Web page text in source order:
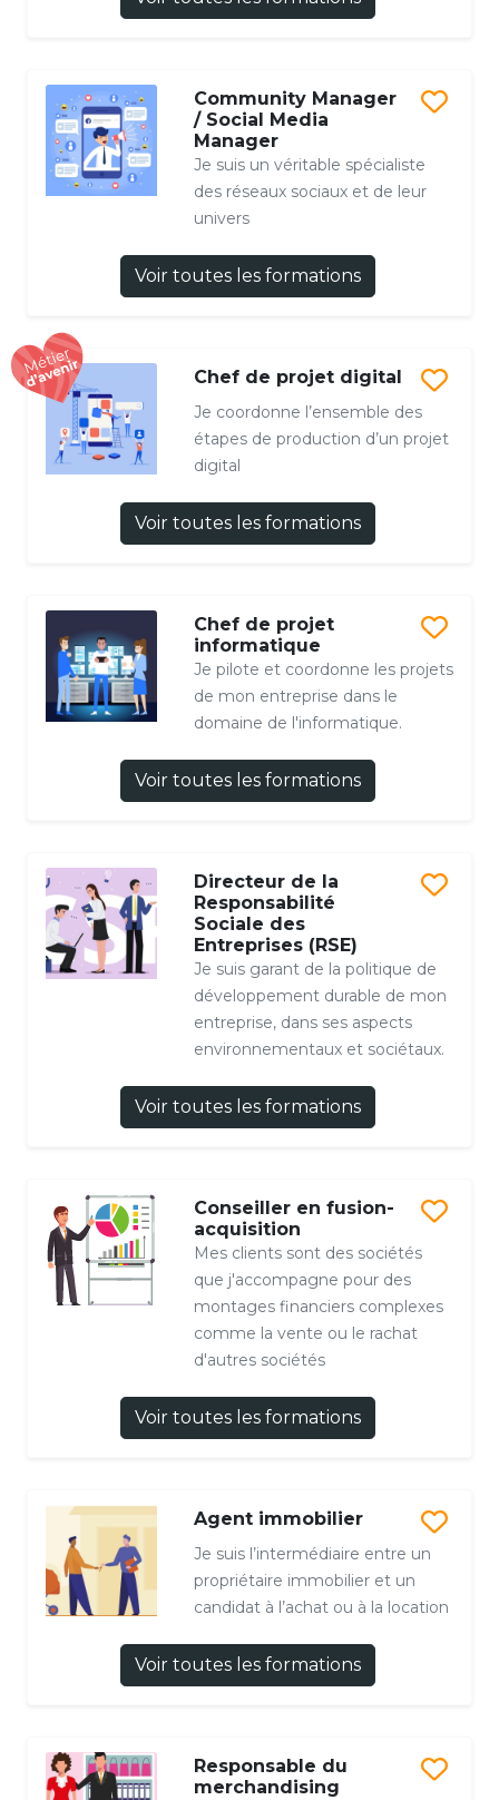
Community Manager
/ Social Media
Manager
Je suis un véritable spécialiste
des réseaux sociaux et de leur
univers
Voir toutes les formations
Chef de projet digital
Je coordonne l’ensemble des
étapes de production d’un projet
digital
Voir toutes les formations
Chef de projet
informatique
Je pilote et coordonne les projets
de mon entreprise dans le
domaine de l'informatique.
Voir toutes les formations
Directeur de la
Responsabilité
Sociale des
Entreprises (RSE)
Je suis garant de la politique de
développement durable de mon
entreprise, dans ses aspects
environnementaux et sociétaux.
Voir toutes les formations
Conseiller en fusion-
acquisition
Mes clients sont des sociétés
que j'accompagne pour des
montages financiers complexes
comme la vente ou le rachat
d'autres sociétés
Voir toutes les formations
Agent immobilier
Je suis l’intermédiaire entre un
propriétaire immobilier et un
candidat à l’achat ou à la location
Voir toutes les formations
Responsable du
merchandising